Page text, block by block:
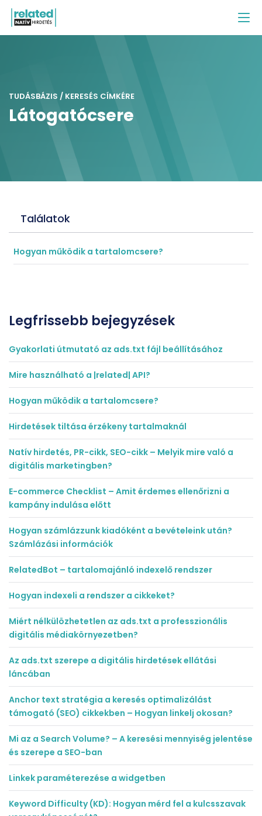
TUDÁSBÁZIS / KERESÉS CÍMKÉRE
Látogatócsere
Találatok
Hogyan működik a tartalomcsere?
Legfrissebb bejegyzések
Gyakorlati útmutató az ads.txt fájl beállításához
Mire használható a |related| API?
Hogyan működik a tartalomcsere?
Hirdetések tiltása érzékeny tartalmaknál
Natív hirdetés, PR-cikk, SEO-cikk – Melyik mire való a
digitális marketingben?
E-commerce Checklist – Amit érdemes ellenőrizni a
kampány indulása előtt
Hogyan számlázzunk kiadóként a bevételeink után?
Számlázási információk
RelatedBot – tartalomajánló indexelő rendszer
Hogyan indexeli a rendszer a cikkeket?
Miért nélkülözhetetlen az ads.txt a professzionális
digitális médiakörnyezetben?
Az ads.txt szerepe a digitális hirdetések ellátási
láncában
Anchor text stratégia a keresés optimalizálást
támogató (SEO) cikkekben – Hogyan linkelj okosan?
Mi az a Search Volume? – A keresési mennyiség jelentése
és szerepe a SEO-ban
Linkek paraméterezése a widgetben
Keyword Difficulty (KD): Hogyan mérd fel a kulcsszavak